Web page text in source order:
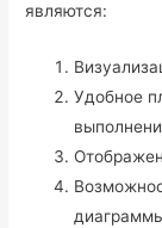
являются:
Удобное